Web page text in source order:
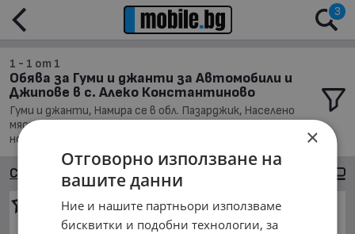
3
1 - 1 от 1
Обява за Гуми и джанти за Автомобили и
Джипове в с. Алеко Константиново
Гуми и джанти, Намира се в обл. Пазарджик, Населено
място с. Алеко Константиново, Подредени по: Най-
новите обяви
Сортиране
Гуми с джанти 195/55R16.5
за Mitsubishi
×
Отговорно използване на
вашите данни
Ние и нашите партньори използваме
бисквитки и подобни технологии, за